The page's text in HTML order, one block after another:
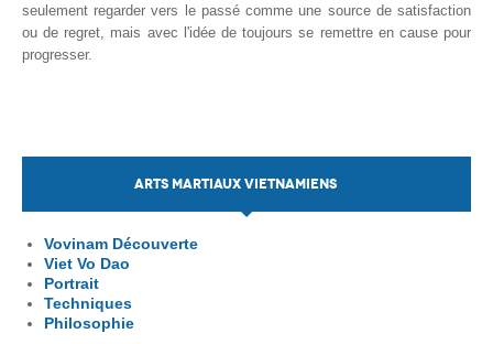
seulement regarder vers le passé comme une source de satisfaction
ou de regret, mais avec l'idée de toujours se remettre en cause pour
progresser.
ARTS MARTIAUX VIETNAMIENS
Vovinam Découverte
Viet Vo Dao
Portrait
Techniques
Philosophie